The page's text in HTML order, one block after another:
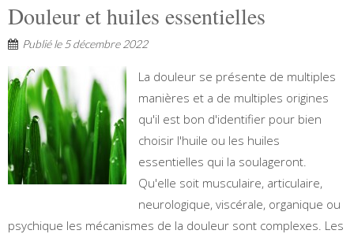
Douleur et huiles essentielles
Publié le 5 décembre 2022
La douleur se présente de multiples
manières et a de multiples origines
qu'il est bon d'identifier pour bien
choisir l'huile ou les huiles
essentielles qui la soulageront.
Qu'elle soit musculaire, articulaire,
neurologique, viscérale, organique ou
psychique les mécanismes de la douleur sont complexes. Les